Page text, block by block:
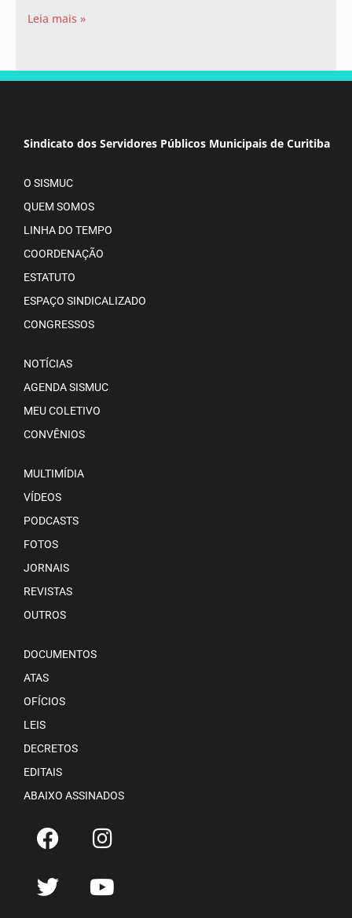
Leia mais »
Sindicato dos Servidores Públicos Municipais de Curitiba
O SISMUC
QUEM SOMOS
LINHA DO TEMPO
COORDENAÇÃO
ESTATUTO
ESPAÇO SINDICALIZADO
CONGRESSOS
NOTÍCIAS
AGENDA SISMUC
MEU COLETIVO
CONVÊNIOS
MULTIMÍDIA
VÍDEOS
PODCASTS
FOTOS
JORNAIS
REVISTAS
OUTROS
DOCUMENTOS
ATAS
OFÍCIOS
LEIS
DECRETOS
EDITAIS
ABAIXO ASSINADOS